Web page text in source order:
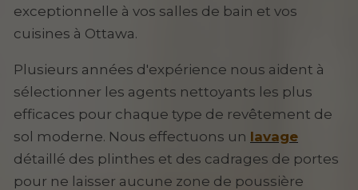
exceptionnelle à vos salles de bain et vos
cuisines à Ottawa.
Plusieurs années d'expérience nous aident à
sélectionner les agents nettoyants les plus
efficaces pour chaque type de revêtement de
sol moderne. Nous effectuons un lavage
détaillé des plinthes et des cadrages de portes
pour ne laisser aucune zone de poussière